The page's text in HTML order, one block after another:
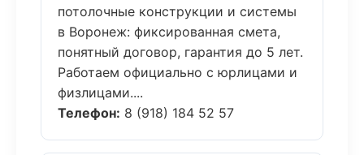
потолочные конструкции и системы
в Воронеж: фиксированная смета,
понятный договор, гарантия до 5 лет.
Работаем официально с юрлицами и
физлицами....
Телефон: 8 (918) 184 52 57